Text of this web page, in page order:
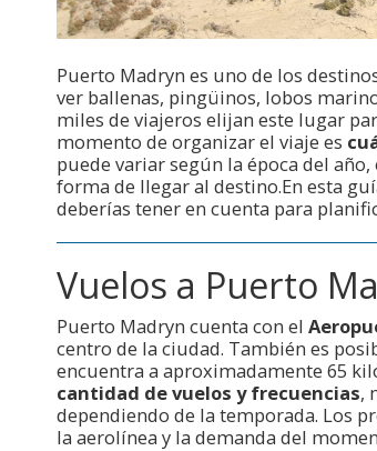
Puerto Madryn es uno de los
ver ballenas, pingüinos, lobos
miles de viajeros elijan este lugar
momento de organizar el viaje es
puede variar según la época del
forma de llegar al destino.En esta
deberías tener en cuenta para
Vuelos a Puerto
Puerto Madryn cuenta con el
centro de la ciudad. También es
encuentra a aproximadamente 65
cantidad de vuelos y frecuencias,
dependiendo de la temporada. Los
la aerolínea y la demanda del